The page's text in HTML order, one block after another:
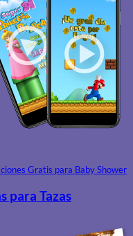
Gratis para Baby Shower
para Tazas